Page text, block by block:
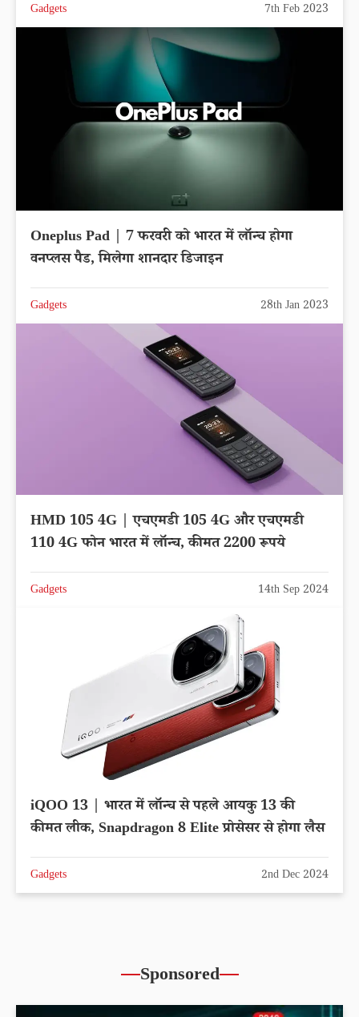
Gadgets 7th Feb 2023
Oneplus Pad | 7 फरवरी को भारत में लॉन्च होगा
वनप्लस पैड, मिलेगा शानदार डिजाइन
Gadgets 28th Jan 2023
HMD 105 4G | एचएमडी 105 4G और एचएमडी
110 4G फोन भारत में लॉन्च, कीमत 2200 रूपये
Gadgets 14th Sep 2024
iQOO 13 | भारत में लॉन्च से पहले आयकु 13 की
कीमत लीक, Snapdragon 8 Elite प्रोसेसर से होगा लैस
Gadgets 2nd Dec 2024
Sponsored